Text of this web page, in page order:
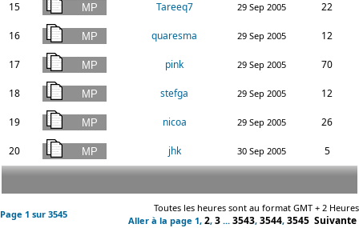
15 Tareeq7 29 Sep 2005 22
16 quaresma 29 Sep 2005 12
17 pink 29 Sep 2005 70
18 stefga 29 Sep 2005 12
19 nicoa 29 Sep 2005 26
20 jhk 30 Sep 2005 5
Page 1 sur 3545
Toutes les heures sont au format GMT + 2 Heures
Aller à la page 1, 2, 3 ... 3543, 3544, 3545 Suivante